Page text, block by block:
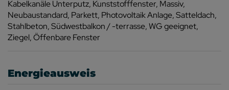
Kabelkanäle Unterputz Kunststofffenster Massiv
Neubaustandard Parkett Photovoltaik Anlage Satteldach
Stahlbeton Südwestbalkon / -terrasse WG geeignet
Ziegel Öffenbare Fenster
Energieausweis